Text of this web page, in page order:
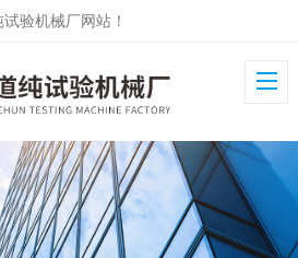
验机械厂网站！